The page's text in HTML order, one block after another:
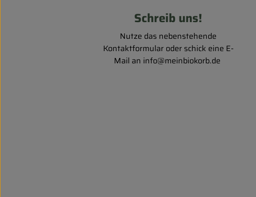
Schreib uns!
Nutze das nebenstehende
Kontaktformular oder schick eine E-
Mail an info@meinbiokorb.de